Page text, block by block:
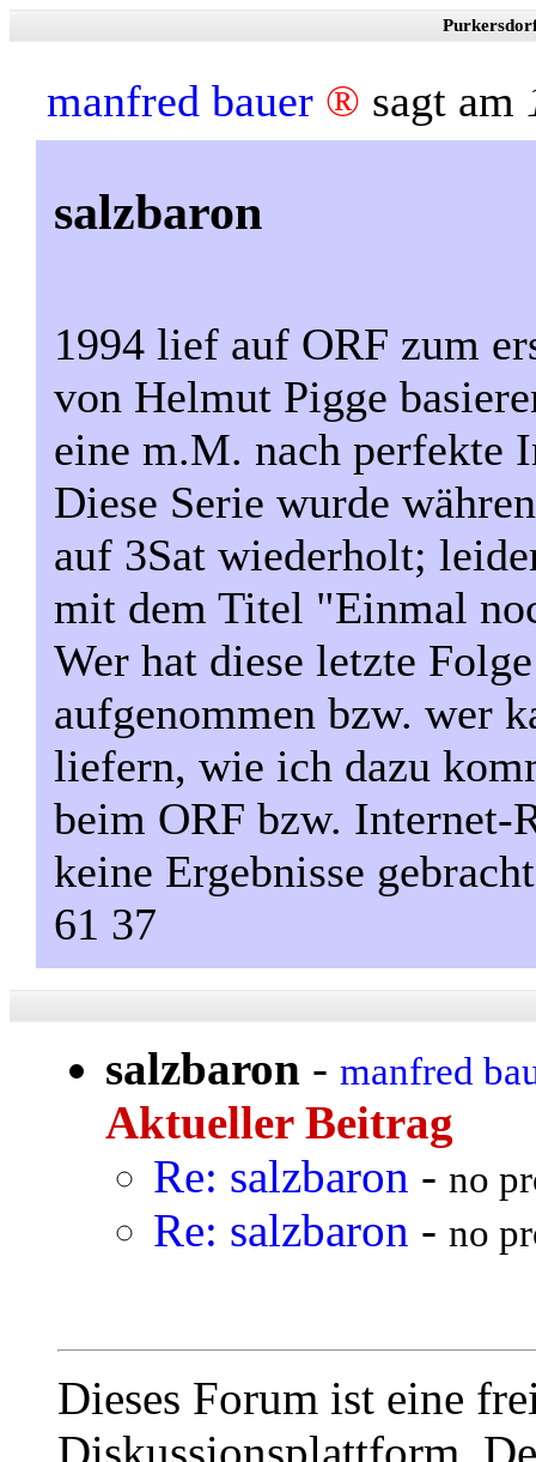
manfred bauer ® sagt am
salzbaron
1994 lief auf ORF zum
von Helmut Pigge
eine m.M. nach perfekte
Diese Serie wurde
auf 3Sat wiederholt;
mit dem Titel "Einmal
Wer hat diese letzte
aufgenommen bzw. wer
liefern, wie ich dazu
beim ORF bzw. Internet-
keine Ergebnisse
61 37
salzbaron - manfred
Aktueller Beitrag
Re: salzbaron - no
Re: salzbaron - no
Dieses Forum ist eine